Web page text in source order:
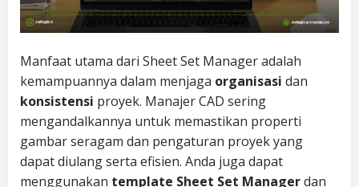
Manfaat utama dari Sheet Set Manager adalah
kemampuannya dalam menjaga organisasi dan
konsistensi proyek. Manajer CAD sering
mengandalkannya untuk memastikan properti
gambar seragam dan pengaturan proyek yang
dapat diulang serta efisien. Anda juga dapat
menggunakan template Sheet Set Managerdan